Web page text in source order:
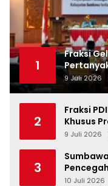
1
Fraksi
9 Juli 2026
2
Fraksi
Khusus
9 Juli 2026
3
Stunting
10 Juli 2026